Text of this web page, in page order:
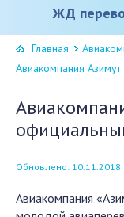
ЖД
Главная
Авиакомпания
Обновлено: 10.11.2018
Авиакомпания